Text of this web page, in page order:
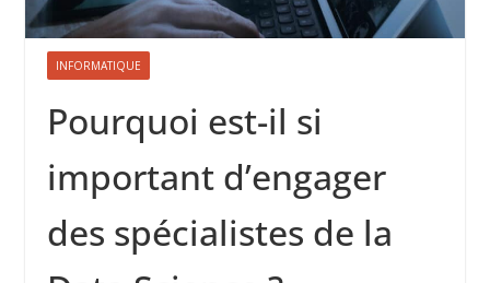
INFORMATIQUE
Pourquoi est-il si
important d’engager
des spécialistes de la